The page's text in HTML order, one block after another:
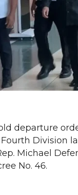
departure
Division
Michael
No. 46.